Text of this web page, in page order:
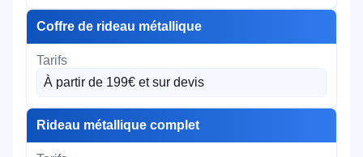
Coffre de rideau métallique
À partir de 199€ et sur devis
Rideau métallique complet